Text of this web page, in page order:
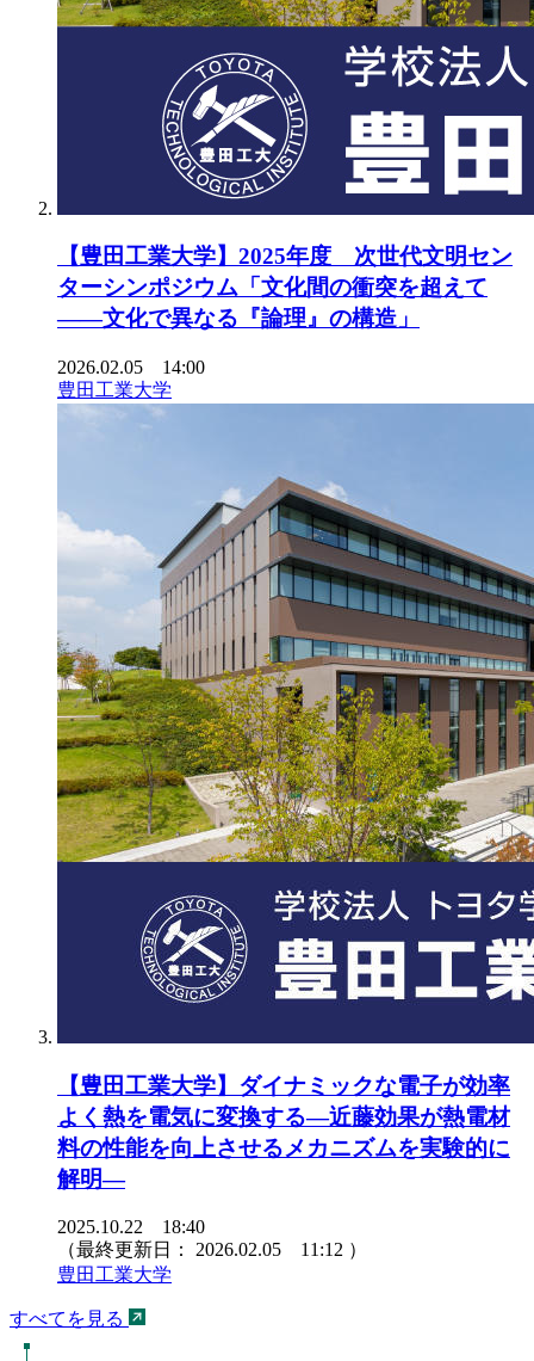
【豊田工業大学】2025年度 次世代文明セン
ターシンポジウム「文化間の衝突を超えて
――文化で異なる『論理』の構造」
2026.02.05 14:00
豊田工業大学
【豊田工業大学】ダイナミックな電子が効率
よく熱を電気に変換する―近藤効果が熱電材
料の性能を向上させるメカニズムを実験的に
解明―
2025.10.22 18:40
（最終更新日： 2026.02.05 11:12 ）
豊田工業大学
すべてを見る